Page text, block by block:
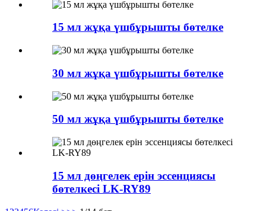
15 мл жұқа үшбұрышты бөтелке
30 мл жұқа үшбұрышты бөтелке
50 мл жұқа үшбұрышты бөтелке
15 мл дөңгелек ерін эссенциясы
бөтелкесі LK-RY89